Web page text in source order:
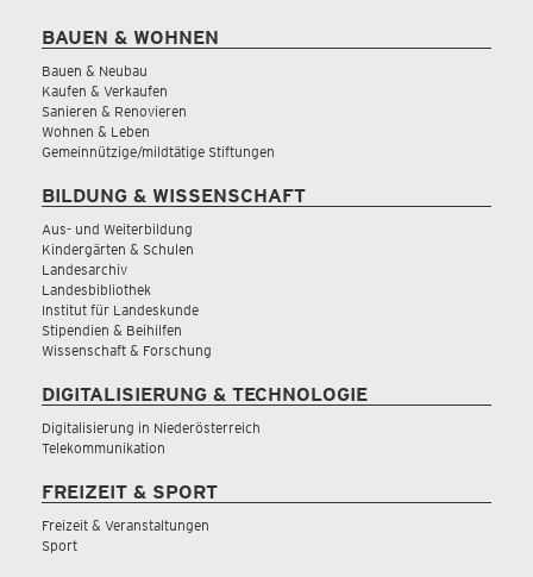
BAUEN & WOHNEN
Bauen & Neubau
Kaufen & Verkaufen
Sanieren & Renovieren
Wohnen & Leben
Gemeinnützige/mildtätige Stiftungen
BILDUNG & WISSENSCHAFT
Aus- und Weiterbildung
Kindergärten & Schulen
Landesarchiv
Landesbibliothek
Institut für Landeskunde
Stipendien & Beihilfen
Wissenschaft & Forschung
DIGITALISIERUNG & TECHNOLOGIE
Digitalisierung in Niederösterreich
Telekommunikation
FREIZEIT & SPORT
Freizeit & Veranstaltungen
Sport